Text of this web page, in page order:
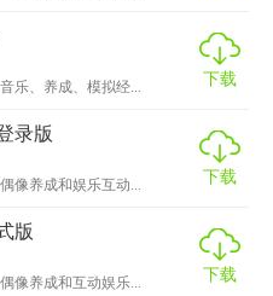
，避免过度沉迷，同时利用
。
的背景故事和成长线，增加
偶像的外貌、性格和才艺，
乐、养成、模拟经...
下载
录版
像养成和娱乐互动...
下载
版
像养成和互动娱乐...
下载